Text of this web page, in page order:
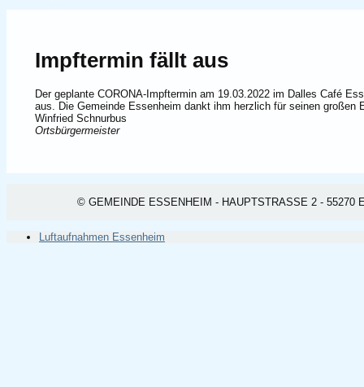
Impftermin fällt aus
Der geplante CORONA-Impftermin am 19.03.2022 im Dalles Café
aus. Die Gemeinde Essenheim dankt ihm herzlich für seinen
Winfried Schnurbus
Ortsbürgermeister
© GEMEINDE ESSENHEIM - HAUPTSTRASSE 2 - 55270
Luftaufnahmen Essenheim